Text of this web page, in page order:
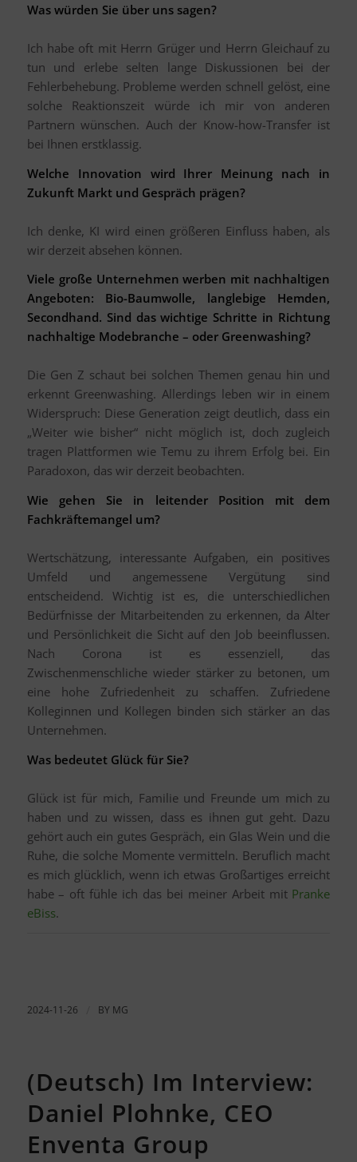
Was würden Sie über uns sagen?
Ich habe oft mit Herrn Grüger und Herrn Gleichauf zu
tun und erlebe selten lange Diskussionen bei der
Fehlerbehebung. Probleme werden schnell gelöst, eine
solche Reaktionszeit würde ich mir von anderen
Partnern wünschen. Auch der Know-how-Transfer ist
bei Ihnen erstklassig.
Welche Innovation wird Ihrer Meinung nach in
Zukunft Markt und Gespräch prägen?
Ich denke, KI wird einen größeren Einfluss haben, als
wir derzeit absehen können.
Viele große Unternehmen werben mit nachhaltigen
Angeboten: Bio-Baumwolle, langlebige Hemden,
Secondhand. Sind das wichtige Schritte in Richtung
nachhaltige Modebranche – oder Greenwashing?
Die Gen Z schaut bei solchen Themen genau hin und
erkennt Greenwashing. Allerdings leben wir in einem
Widerspruch: Diese Generation zeigt deutlich, dass ein
„Weiter wie bisher“ nicht möglich ist, doch zugleich
tragen Plattformen wie Temu zu ihrem Erfolg bei. Ein
Paradoxon, das wir derzeit beobachten.
Wie gehen Sie in leitender Position mit dem
Fachkräftemangel um?
Wertschätzung, interessante Aufgaben, ein positives
Umfeld und angemessene Vergütung sind
entscheidend. Wichtig ist es, die unterschiedlichen
Bedürfnisse der Mitarbeitenden zu erkennen, da Alter
und Persönlichkeit die Sicht auf den Job beeinflussen.
Nach Corona ist es essenziell, das
Zwischenmenschliche wieder stärker zu betonen, um
eine hohe Zufriedenheit zu schaffen. Zufriedene
Kolleginnen und Kollegen binden sich stärker an das
Unternehmen.
Was bedeutet Glück für Sie?
Glück ist für mich, Familie und Freunde um mich zu
haben und zu wissen, dass es ihnen gut geht. Dazu
gehört auch ein gutes Gespräch, ein Glas Wein und die
Ruhe, die solche Momente vermitteln. Beruflich macht
es mich glücklich, wenn ich etwas Großartiges erreicht
habe – oft fühle ich das bei meiner Arbeit mit Pranke
eBiss.
2024-11-26 BY MG
(Deutsch) Im Interview:
Daniel Plohnke, CEO
Enventa Group